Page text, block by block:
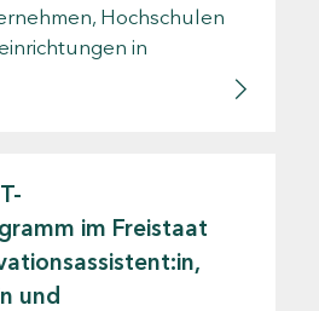
Hochschulen
in
im Freistaat
und